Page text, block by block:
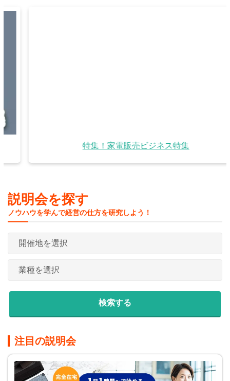
特集！家電販売ビジネス特集
説明会を探す
ノウハウを学んで経営の仕方を研究しよう！
注目の説明会